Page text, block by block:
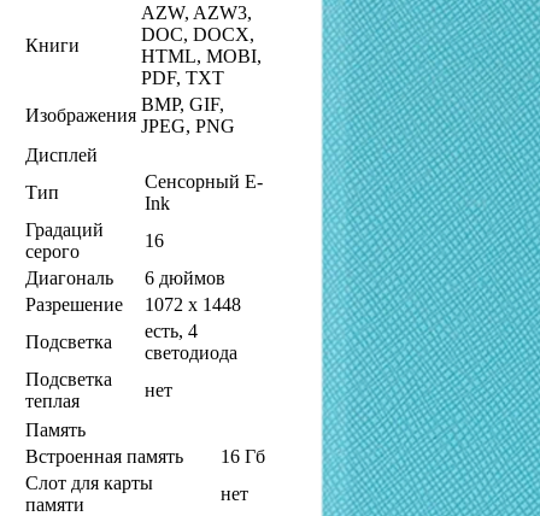
Книги
AZW, AZW3,
DOC, DOCX,
HTML, MOBI,
PDF, TXT
Изображения
BMP, GIF,
JPEG, PNG
Дисплей
Тип
Сенсорный E-
Ink
Градаций
серого
16
Диагональ
6 дюймов
Разрешение
1072 x 1448
Подсветка
есть, 4
светодиода
Подсветка
теплая
нет
Память
Встроенная память
16 Гб
Слот для карты
памяти
нет